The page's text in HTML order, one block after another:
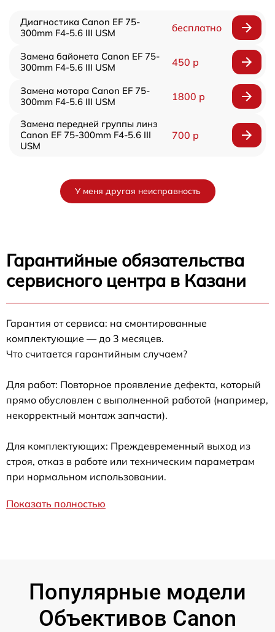
Диагностика Canon EF 75-
300mm F4-5.6 III USM
бесплатно
Замена байонета Canon EF 75-
300mm F4-5.6 III USM
450 р
Замена мотора Canon EF 75-
300mm F4-5.6 III USM
1800 р
Замена передней группы линз
Canon EF 75-300mm F4-5.6 III
USM
700 р
У меня другая неисправность
Гарантийные обязательства
сервисного центра в Казани
Гарантия от сервиса: на смонтированные
комплектующие — до 3 месяцев.
Что считается гарантийным случаем?
Для работ: Повторное проявление дефекта, который
прямо обусловлен с выполненной работой (например,
некорректный монтаж запчасти).
Для комплектующих: Преждевременный выход из
строя, отказ в работе или техническим параметрам
при нормальном использовании.
Показать полностью
Популярные модели
Объективов Canon